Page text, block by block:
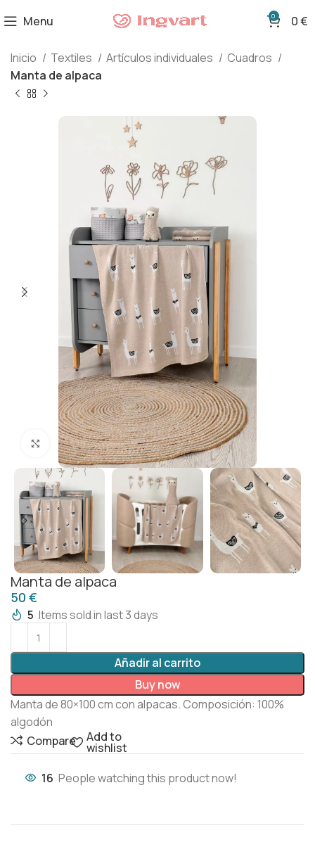
Menu 0 0€
Inicio Textiles Artículos individuales
Cuadros
Manta de alpaca
Click to enlarge
Manta de alpaca
€
5 Items sold in last 3 days
Añadir al carrito
Buy now
Manta de 80×100 cm con alpacas. Composición: 100%
algodón
Compare
Add to
wishlist
16 People watching this product now!